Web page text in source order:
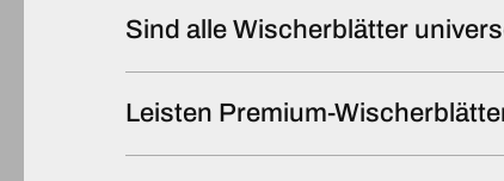
Sind alle Wischerblätter
Leisten Premium-